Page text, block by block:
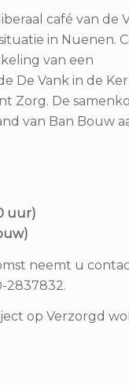
café van de
in Nuenen.
van een
De Vank in de
Zorg. De
van Ban Bouw
uur)
neemt u
2837832.
op Verzorgd